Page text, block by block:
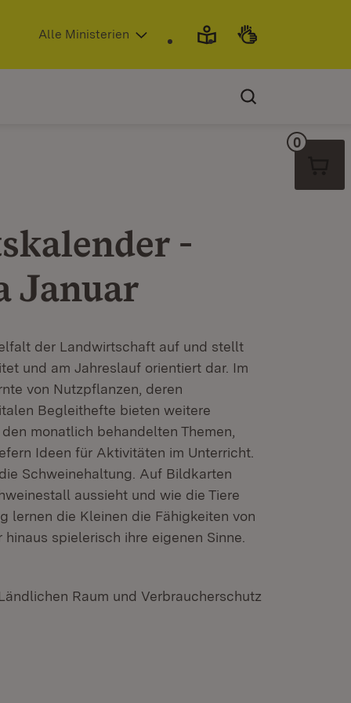
(Öffnet in neuem Fenster)
Alle Ministerien
-
Januar
der Landwirtschaft auf und stellt
und am Jahreslauf orientiert dar. Im
von Nutzpflanzen, deren
Begleithefte bieten weitere
monatlich behandelten Themen,
Ideen für Aktivitäten im Unterricht.
Schweinehaltung. Auf Bildkarten
aussieht und wie die Tiere
lernen die Kleinen die Fähigkeiten von
spielerisch ihre eigenen Sinne.
Raum und Verbraucherschutz
0